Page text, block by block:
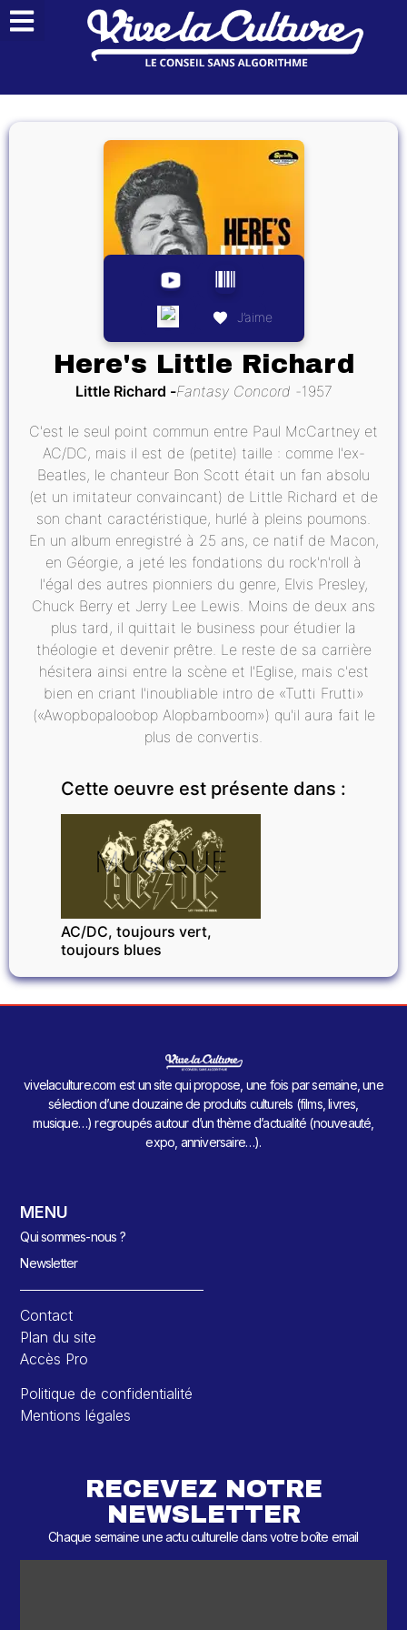
J’aime
Here's Little Richard
Little Richard Fantasy Concord 1957
C'est le seul point commun entre Paul McCartney et
AC/DC, mais il est de (petite) taille : comme l'ex-
Beatles, le chanteur Bon Scott était un fan absolu
(et un imitateur convaincant) de Little Richard et de
son chant caractéristique, hurlé à pleins poumons.
En un album enregistré à 25 ans, ce natif de Macon,
en Géorgie, a jeté les fondations du rock'n'roll à
l'égal des autres pionniers du genre, Elvis Presley,
Chuck Berry et Jerry Lee Lewis. Moins de deux ans
plus tard, il quittait le business pour étudier la
théologie et devenir prêtre. Le reste de sa carrière
hésitera ainsi entre la scène et l'Eglise, mais c'est
bien en criant l'inoubliable intro de «Tutti Frutti»
(«Awopbopaloobop Alopbamboom») qu'il aura fait le
plus de convertis.
Cette oeuvre est présente dans :
MUSIQUE
AC/DC, toujours vert,
toujours blues
vivelaculture.com est un site qui propose, une fois par semaine, une
sélection d’une douzaine de produits culturels (films, livres,
musique…) regroupés autour d’un thème d’actualité (nouveauté,
expo, anniversaire…).
MENU
Qui sommes-nous ?
Newsletter
Contact
Plan du site
Accès Pro
Politique de confidentialité
Mentions légales
RECEVEZ NOTRE
NEWSLETTER
Chaque semaine une actu culturelle dans votre boîte email